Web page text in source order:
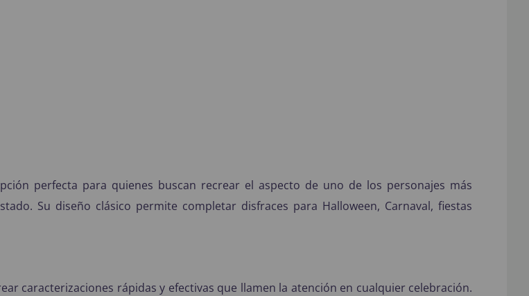
perfecta para quienes buscan recrear el aspecto de uno de los personajes más
Su diseño clásico permite completar disfraces para Halloween, Carnaval, fiestas
caracterizaciones rápidas y efectivas que llamen la atención en cualquier celebración.